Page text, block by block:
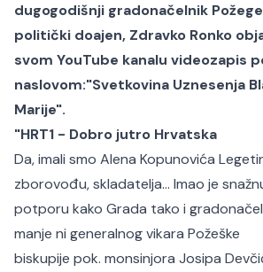
dugogodišnji gradonačelnik
politički doajen, Zdravko Ronko
svom YouTube kanalu videozapis
naslovom:"Svetkovina Uznesenja
Marije".
"HRT1 - Dobro jutro Hrvatska
Da, imali smo Alena Kopunovića
zborovođu, skladatelja… Imao je
potporu kako Grada tako i
manje ni generalnog vikara Požeške
biskupije pok. monsinjora Josipa